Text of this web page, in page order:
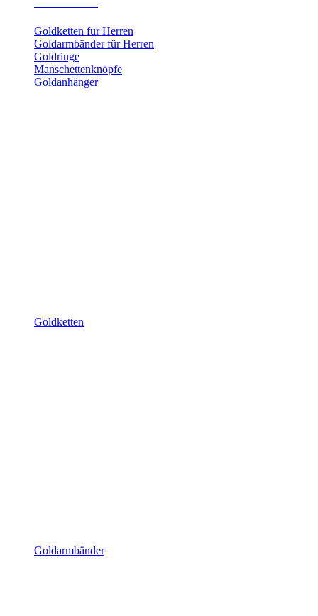
Goldketten für Herren
Goldarmbänder für Herren
Goldringe
Manschettenknöpfe
Goldanhänger
Goldketten
Goldarmbänder